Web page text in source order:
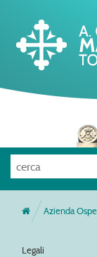
Azienda
Legali